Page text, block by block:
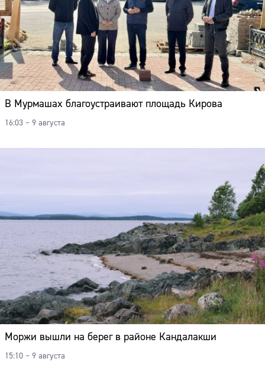
В Мурмашах благоустраивают площадь Кирова
16:03 – 9 августа
Моржи вышли на берег в районе Кандалакши
15:10 – 9 августа